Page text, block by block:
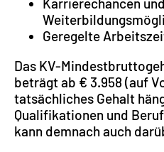
Geregelte
Das KV-
beträgt ab € 3.958 (auf
tatsächliches Gehalt
Qualifikationen und
kann demnach auch